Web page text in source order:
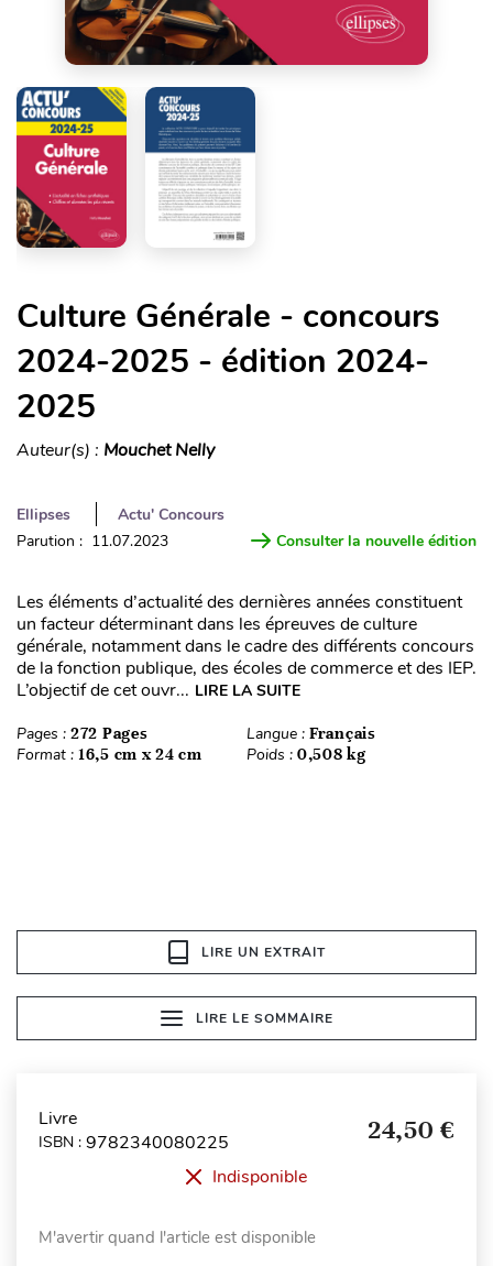
Culture Générale - concours
2024-2025 - édition 2024-
2025
Auteur(s) : Mouchet Nelly
Ellipses
Actu' Concours
Parution : 11.07.2023
Consulter la nouvelle édition
Les éléments d’actualité des dernières années constituent
un facteur déterminant dans les épreuves de culture
générale, notamment dans le cadre des différents concours
de la fonction publique, des écoles de commerce et des IEP.
L’objectif de cet ouvr... LIRE LA SUITE
Pages : 272 Pages Langue : Français
Format : 16,5 cm x 24 cm Poids : 0,508 kg
LIRE UN EXTRAIT
LIRE LE SOMMAIRE
Livre
ISBN : 9782340080225 24,50 €
Indisponible
M'avertir quand l'article est disponible